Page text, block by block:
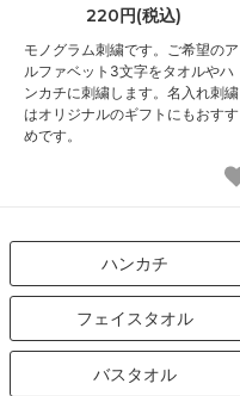
220円(税込)
モノグラム刺繍です。ご希望のア
ルファベット3文字をタオルやハ
ンカチに刺繍します。名入れ刺繍
はオリジナルのギフトにもおすす
めです。
ハンカチ
フェイスタオル
バスタオル